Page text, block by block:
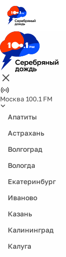
Москва 100.1 FM
Апатиты
Астрахань
Волгоград
Вологда
Екатеринбург
Иваново
Казань
Калининград
Калуга